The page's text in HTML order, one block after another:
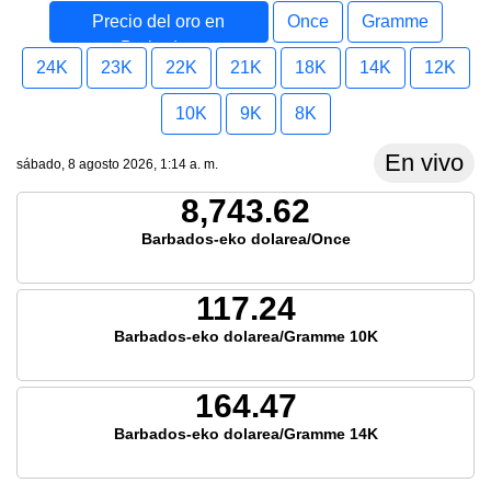
Precio del oro en
Barbados
Once Gramme
24K 23K 22K 21K 18K 14K 12K
10K 9K 8K
sábado, 8 agosto 2026, 1:14 a. m. En vivo
8,743.62
Barbados-eko dolarea/Once
117.24
Barbados-eko dolarea/Gramme 10K
164.47
Barbados-eko dolarea/Gramme 14K